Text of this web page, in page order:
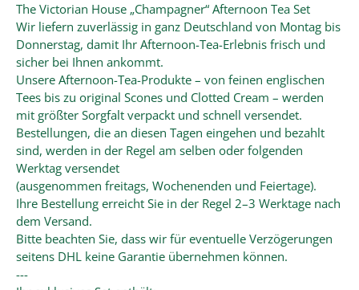
The Victorian House „Champagner“ Afternoon Tea Set
Wir liefern zuverlässig in ganz Deutschland von Montag bis
Donnerstag, damit Ihr Afternoon-Tea-Erlebnis frisch und
sicher bei Ihnen ankommt.
Unsere Afternoon-Tea-Produkte – von feinen englischen
Tees bis zu original Scones und Clotted Cream – werden
mit größter Sorgfalt verpackt und schnell versendet.
Bestellungen, die an diesen Tagen eingehen und bezahlt
sind, werden in der Regel am selben oder folgenden
Werktag versendet
(ausgenommen freitags, Wochenenden und Feiertage).
Ihre Bestellung erreicht Sie in der Regel 2–3 Werktage nach
dem Versand.
Bitte beachten Sie, dass wir für eventuelle Verzögerungen
seitens DHL keine Garantie übernehmen können.
---